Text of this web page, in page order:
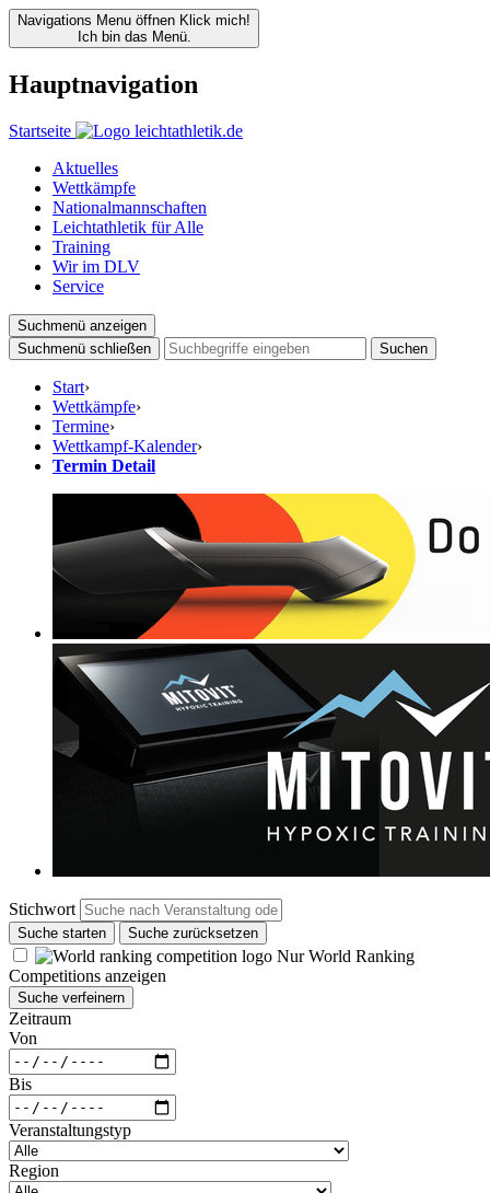
Navigations Menu öffnen Klick mich!
Ich bin das Menü.
Hauptnavigation
Startseite
Aktuelles
Wettkämpfe
Nationalmannschaften
Leichtathletik für Alle
Training
Wir im DLV
Service
Suchmenü anzeigen
Suchmenü schließen
Suchen
Start›
Wettkämpfe›
Termine›
Wettkampf-Kalender›
Termin Detail
Stichwort
Suche starten Suche zurücksetzen
Nur World Ranking
Competitions anzeigen
Suche verfeinern
Zeitraum
Von
Bis
Veranstaltungstyp
Region